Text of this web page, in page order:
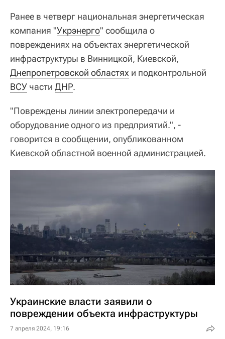
Ранее в четверг национальная энергетическая
компания "Укрэнерго" сообщила о
повреждениях на объектах энергетической
инфраструктуры в Винницкой, Киевской,
Днепропетровской областях и подконтрольной
ВСУ части ДНР.
"Повреждены линии электропередачи и
оборудование одного из предприятий.", -
говорится в сообщении, опубликованном
Киевской областной военной администрацией.
Украинские власти заявили о
повреждении объекта инфраструктуры
7 апреля 2024, 19:16